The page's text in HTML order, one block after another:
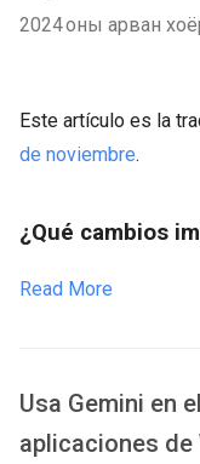
2024 оны арван
Este artículo es la
de noviembre.
¿Qué cambios
Read More
Usa Gemini en
aplicaciones